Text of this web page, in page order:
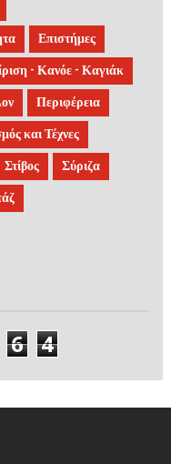
Επιστήμες
- Κανόε - Καγιάκ
Περιφέρεια
και Τέχνες
Στίβος Σύριζα
6 4